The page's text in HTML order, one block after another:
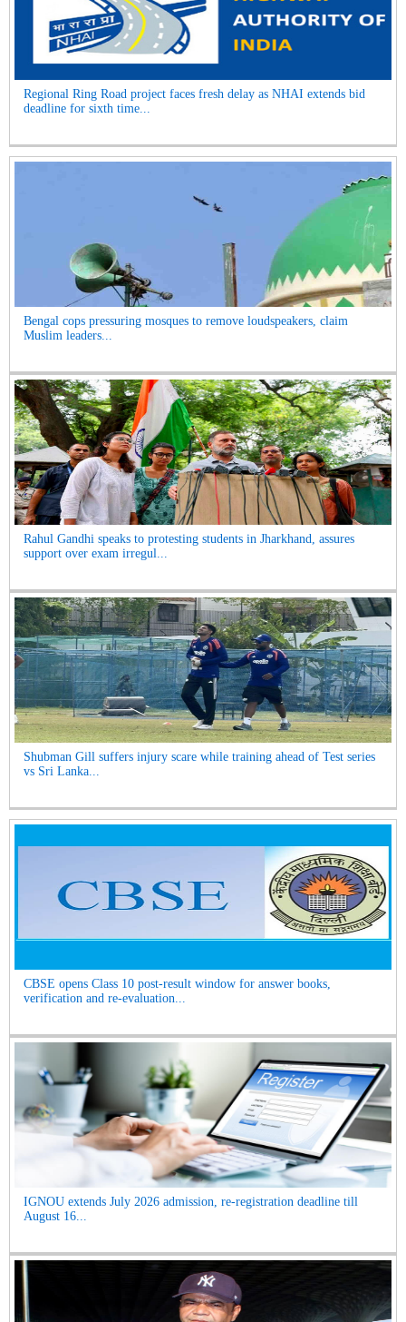
Regional Ring Road project faces fresh delay as NHAI extends bid
deadline for sixth time...
Bengal cops pressuring mosques to remove loudspeakers, claim
Muslim leaders...
Rahul Gandhi speaks to protesting students in Jharkhand, assures
support over exam irregul...
Shubman Gill suffers injury scare while training ahead of Test series
vs Sri Lanka...
CBSE opens Class 10 post-result window for answer books,
verification and re-evaluation...
IGNOU extends July 2026 admission, re-registration deadline till
August 16...